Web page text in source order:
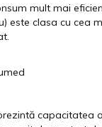
mult mai
) este clasa cu cea
.
capacitatea